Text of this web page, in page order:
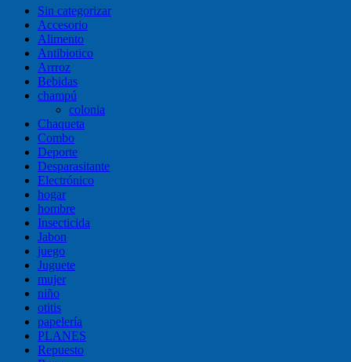
Sin categorizar
Accesorio
Alimento
Antibiotico
Arrroz
Bebidas
champú
colonia
Chaqueta
Combo
Deporte
Desparasitante
Electrónico
hogar
hombre
Insecticida
Jabon
juego
Juguete
mujer
niño
otitis
papelería
PLANES
Repuesto